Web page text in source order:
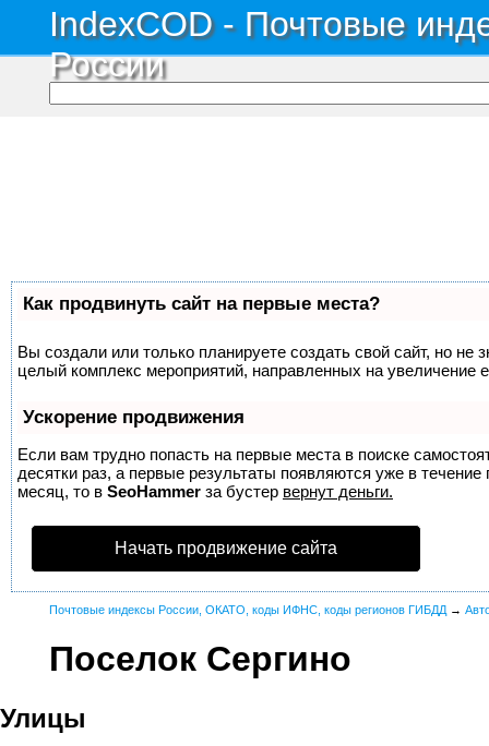
IndexCOD - Почтовые
России
Как продвинуть сайт на первые места?
Вы создали или только планируете создать свой сайт, но не
целый комплекс мероприятий, направленных на увеличение
Ускорение продвижения
Если вам трудно попасть на первые места в поиске
десятки раз, а первые результаты появляются уже в
месяц, то в SeoHammer за бустер вернут деньги.
Начать продвижение сайта
Почтовые индексы России, ОКАТО, коды ИФНС, коды регионов ГИБДД →
Поселок Сергино
Улицы